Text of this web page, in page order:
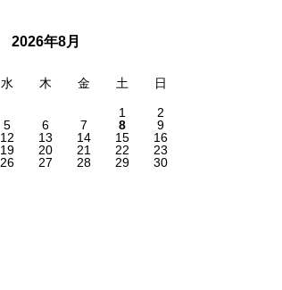
2026年8月
水 木 金 土 日
1
2
5 6 7 8
9
12 13 14 15
16
19 20 21 22
23
26 27 28 29
30